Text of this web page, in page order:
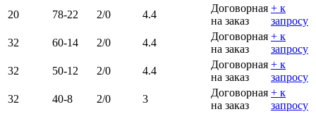
20 78-22 2/0 4.4
Договорная
на заказ
+ к
запросу
32
60-14 2/0 4.4
Договорная
на заказ
+ к
запросу
32
50-12 2/0 4.4
Договорная
на заказ
+ к
запросу
32
40-8 2/0 3
Договорная
на заказ
+ к
запросу